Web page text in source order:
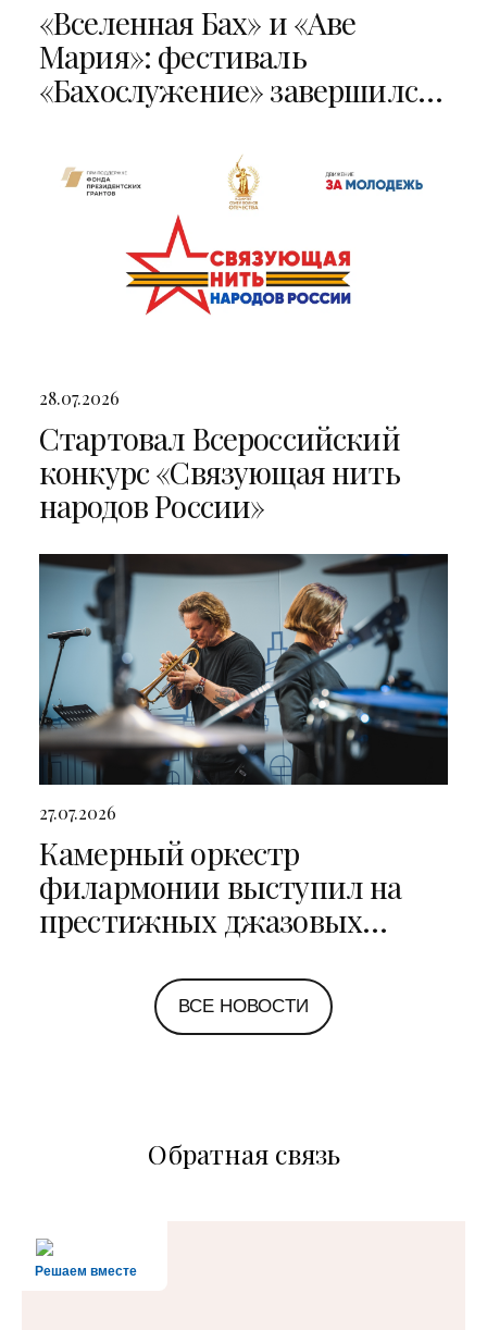
«Вселенная Бах» и «Аве
Мария»: фестиваль
«Бахослужение» завершился
28.07.2026
Стартовал Всероссийский
конкурс «Связующая нить
народов России»
27.07.2026
Камерный оркестр
филармонии выступил на
престижных джазовых
Петербурге и Ярославле
ВСЕ НОВОСТИ
Обратная связь
Решаем вместе